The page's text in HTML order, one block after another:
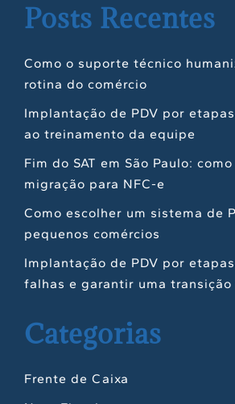
Posts Recentes
Como o suporte técnico
rotina do comércio
Implantação de PDV por
ao treinamento da equipe
Fim do SAT em São Paulo:
migração para NFC-e
Como escolher um sistema de
pequenos comércios
Implantação de PDV por
falhas e garantir uma
Categorias
Frente de Caixa